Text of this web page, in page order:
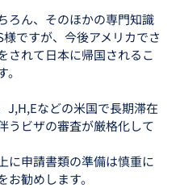
ろん、そのほかの専門知識
様ですが、今後アメリカでさ
されて日本に帰国されるこ
J,H,Eなどの米国で長期滞在
うビザの審査が厳格化して
に申請書類の準備は慎重に
お勧めします。